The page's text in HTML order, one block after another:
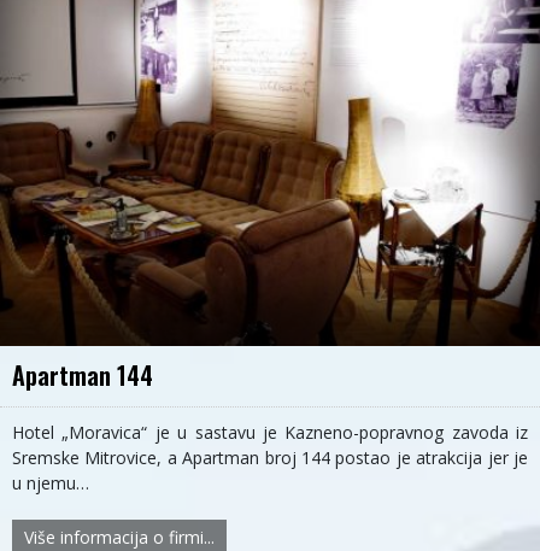
Apartman 144
Hotel „Moravica“ je u sastavu je Kazneno-popravnog zavoda iz
Sremske Mitrovice, a Apartman broj 144 postao je atrakcija jer je
u njemu…
Više informacija o firmi...